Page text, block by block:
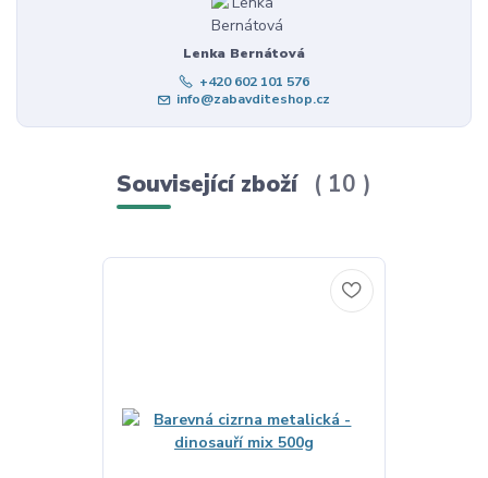
Lenka Bernátová
+420 602 101 576
info@zabavditeshop.cz
Související zboží 10